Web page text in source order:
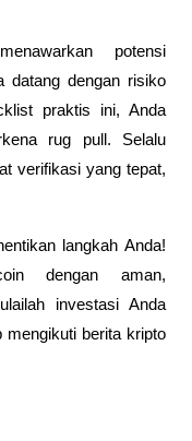
potensi
datang dengan risiko
praktis ini, Anda
rug pull. Selalu
verifikasi yang tepat,
langkah Anda!
dengan aman,
investasi Anda
mengikuti berita kripto